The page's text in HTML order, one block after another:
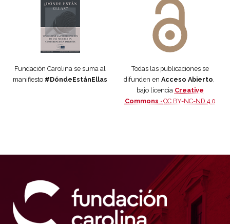
Fundación Carolina se suma al
manifiesto #DóndeEstánEllas
Todas las publicaciones se
difunden en Acceso Abierto
bajo licencia Creative
Commons · CC BY-NC-ND 4.0